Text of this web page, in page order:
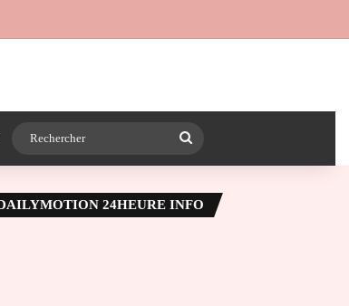
WhatsApp
24HEURE INFO